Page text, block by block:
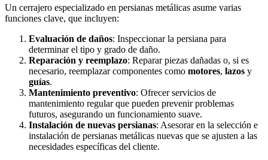
Un cerrajero especializado en persianas metálicas asume varias
funciones clave, que incluyen:
Evaluación de daños: Inspeccionar la persiana para
determinar el tipo y grado de daño.
Reparación y reemplazo: Reparar piezas dañadas o, si es
necesario, reemplazar componentes como motores, lazos y
guías.
Mantenimiento preventivo: Ofrecer servicios de
mantenimiento regular que pueden prevenir problemas
futuros, asegurando un funcionamiento suave.
Instalación de nuevas persianas: Asesorar en la selección e
instalación de persianas metálicas nuevas que se ajusten a las
necesidades específicas del cliente.